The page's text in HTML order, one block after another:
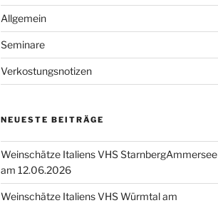
Allgemein
Seminare
Verkostungsnotizen
NEUESTE BEITRÄGE
Weinschätze Italiens VHS StarnbergAmmersee
am 12.06.2026
Weinschätze Italiens VHS Würmtal am